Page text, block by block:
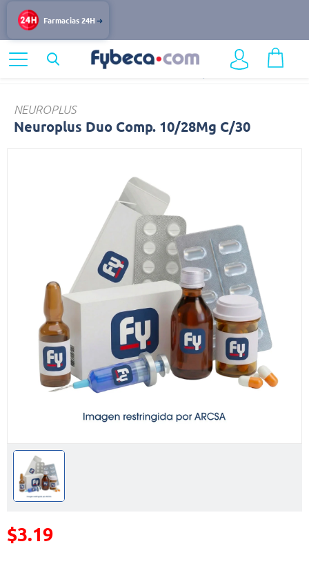
Farmacias 24H
Sistema Nervioso
NEUROPLUS
Neuroplus Duo Comp. 10/28Mg C/30
$3.19